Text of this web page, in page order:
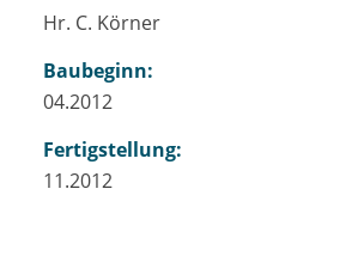
Hr. C. Körner
Baubeginn:
04.2012
Fertigstellung:
11.2012